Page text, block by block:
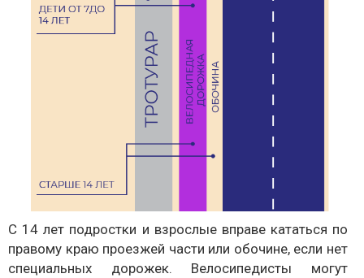
С 14 лет подростки и взрослые вправе кататься по
правому краю проезжей части или обочине, если нет
специальных дорожек. Велосипедисты могут